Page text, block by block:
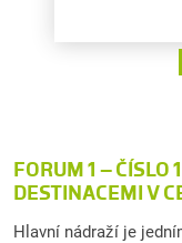
FORUM 1 – ČÍSLO
DESTINACEMI V
Hlavní nádraží je